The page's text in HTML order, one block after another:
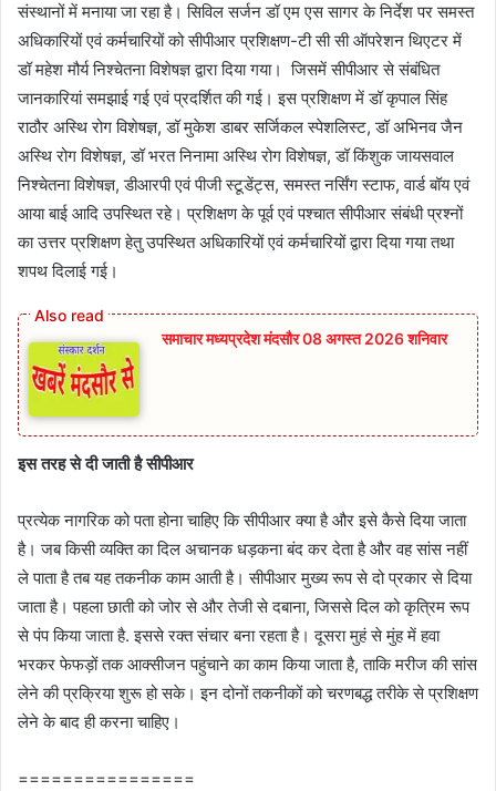
संस्थानों में मनाया जा रहा है। सिविल सर्जन डॉ एम एस सागर के निर्देश पर समस्त
अधिकारियों एवं कर्मचारियों को सीपीआर प्रशिक्षण-टी सी सी ऑपरेशन थिएटर में
डॉ महेश मौर्य निश्चेतना विशेषज्ञ द्वारा दिया गया। जिसमें सीपीआर से संबंधित
जानकारियां समझाई गई एवं प्रदर्शित की गई। इस प्रशिक्षण में डॉ कृपाल सिंह
राठौर अस्थि रोग विशेषज्ञ, डॉ मुकेश डाबर सर्जिकल स्पेशलिस्ट, डॉ अभिनव जैन
अस्थि रोग विशेषज्ञ, डॉ भरत निनामा अस्थि रोग विशेषज्ञ, डॉ किंशुक जायसवाल
निश्चेतना विशेषज्ञ, डीआरपी एवं पीजी स्टूडेंट्स, समस्त नर्सिंग स्टाफ, वार्ड बॉय एवं
आया बाई आदि उपस्थित रहे। प्रशिक्षण के पूर्व एवं पश्चात सीपीआर संबंधी प्रश्नों
का उत्तर प्रशिक्षण हेतु उपस्थित अधिकारियों एवं कर्मचारियों द्वारा दिया गया तथा
शपथ दिलाई गई।
समाचार मध्यप्रदेश मंदसौर 08 अगस्त 2026 शनिवार
इस तरह से दी जाती है सीपीआर
प्रत्येक नागरिक को पता होना चाहिए कि सीपीआर क्या है और इसे कैसे दिया जाता
है। जब किसी व्यक्ति का दिल अचानक धड़कना बंद कर देता है और वह सांस नहीं
ले पाता है तब यह तकनीक काम आती है। सीपीआर मुख्य रूप से दो प्रकार से दिया
जाता है। पहला छाती को जोर से और तेजी से दबाना, जिससे दिल को कृत्रिम रूप
से पंप किया जाता है. इससे रक्त संचार बना रहता है। दूसरा मुहं से मुंह में हवा
भरकर फेफड़ों तक आक्सीजन पहुंचाने का काम किया जाता है, ताकि मरीज की सांस
लेने की प्रक्रिया शुरू हो सके। इन दोनों तकनीकों को चरणबद्ध तरीके से प्रशिक्षण
लेने के बाद ही करना चाहिए।
================